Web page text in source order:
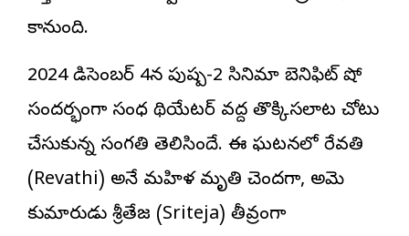
కానుంది.
2024 డిసెంబర్ 4న పుష్ప-2 సినిమా బెనిఫిట్ షో
సందర్భంగా సంధ్య థియేటర్ వద్ద తొక్కిసలాట చోటు
చేసుకున్న సంగతి తెలిసిందే. ఈ ఘటనలో రేవతి
(Revathi) అనే మహిళ మృతి చెందగా, అమె
కుమారుడు శ్రీతేజ (Sriteja) తీవ్రంగా